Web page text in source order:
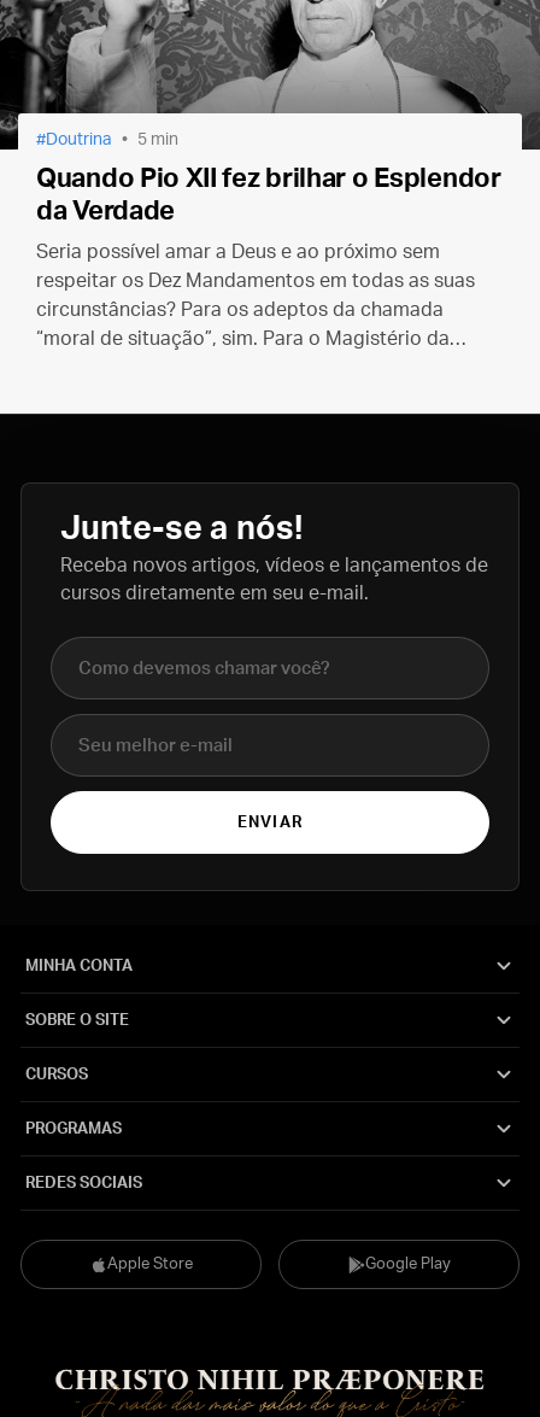
Doutrina 5 min
Quando Pio XII fez brilhar o Esplendor
da Verdade
Seria possível amar a Deus e ao próximo sem
respeitar os Dez Mandamentos em todas as suas
circunstâncias? Para os adeptos da chamada
“moral de situação”, sim. Para o Magistério da
Junte-se a nós!
Receba novos artigos, vídeos e lançamentos de
cursos diretamente em seu e-mail.
Nome completo
E-mail
ENVIAR
Apple Store Google Play
MINHA CONTA
SOBRE O SITE
CURSOS
PROGRAMAS
REDES SOCIAIS